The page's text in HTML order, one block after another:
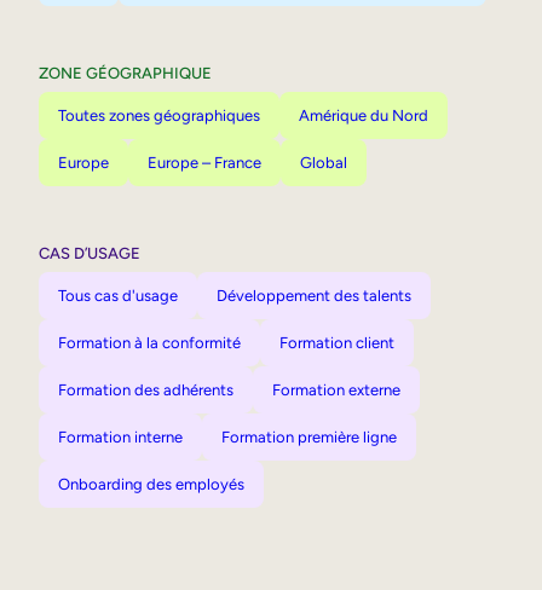
ZONE GÉOGRAPHIQUE
Toutes zones géographiques Amérique du Nord
Europe Europe – France Global
CAS D’USAGE
Tous cas d'usage Développement des talents
Formation à la conformité Formation client
Formation des adhérents Formation externe
Formation interne Formation première ligne
Onboarding des employés